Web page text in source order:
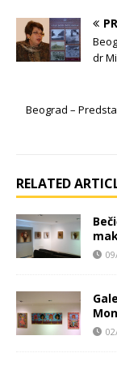
dr
Beograd –
RELATED